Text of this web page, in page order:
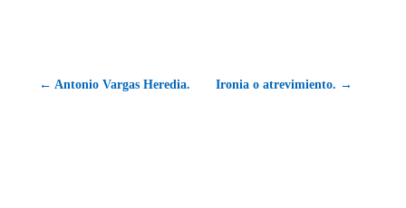
← Antonio Vargas Heredia. Ironia o atrevimiento. →